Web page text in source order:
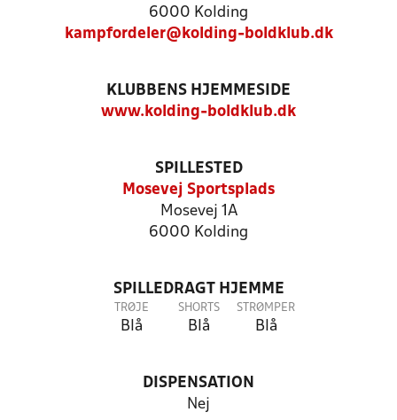
6000 Kolding
kampfordeler@kolding-boldklub.dk
KLUBBENS HJEMMESIDE
www.kolding-boldklub.dk
SPILLESTED
Mosevej Sportsplads
Mosevej 1A
6000 Kolding
SPILLEDRAGT HJEMME
TRØJE
Blå
SHORTS
Blå
STRØMPER
Blå
DISPENSATION
Nej